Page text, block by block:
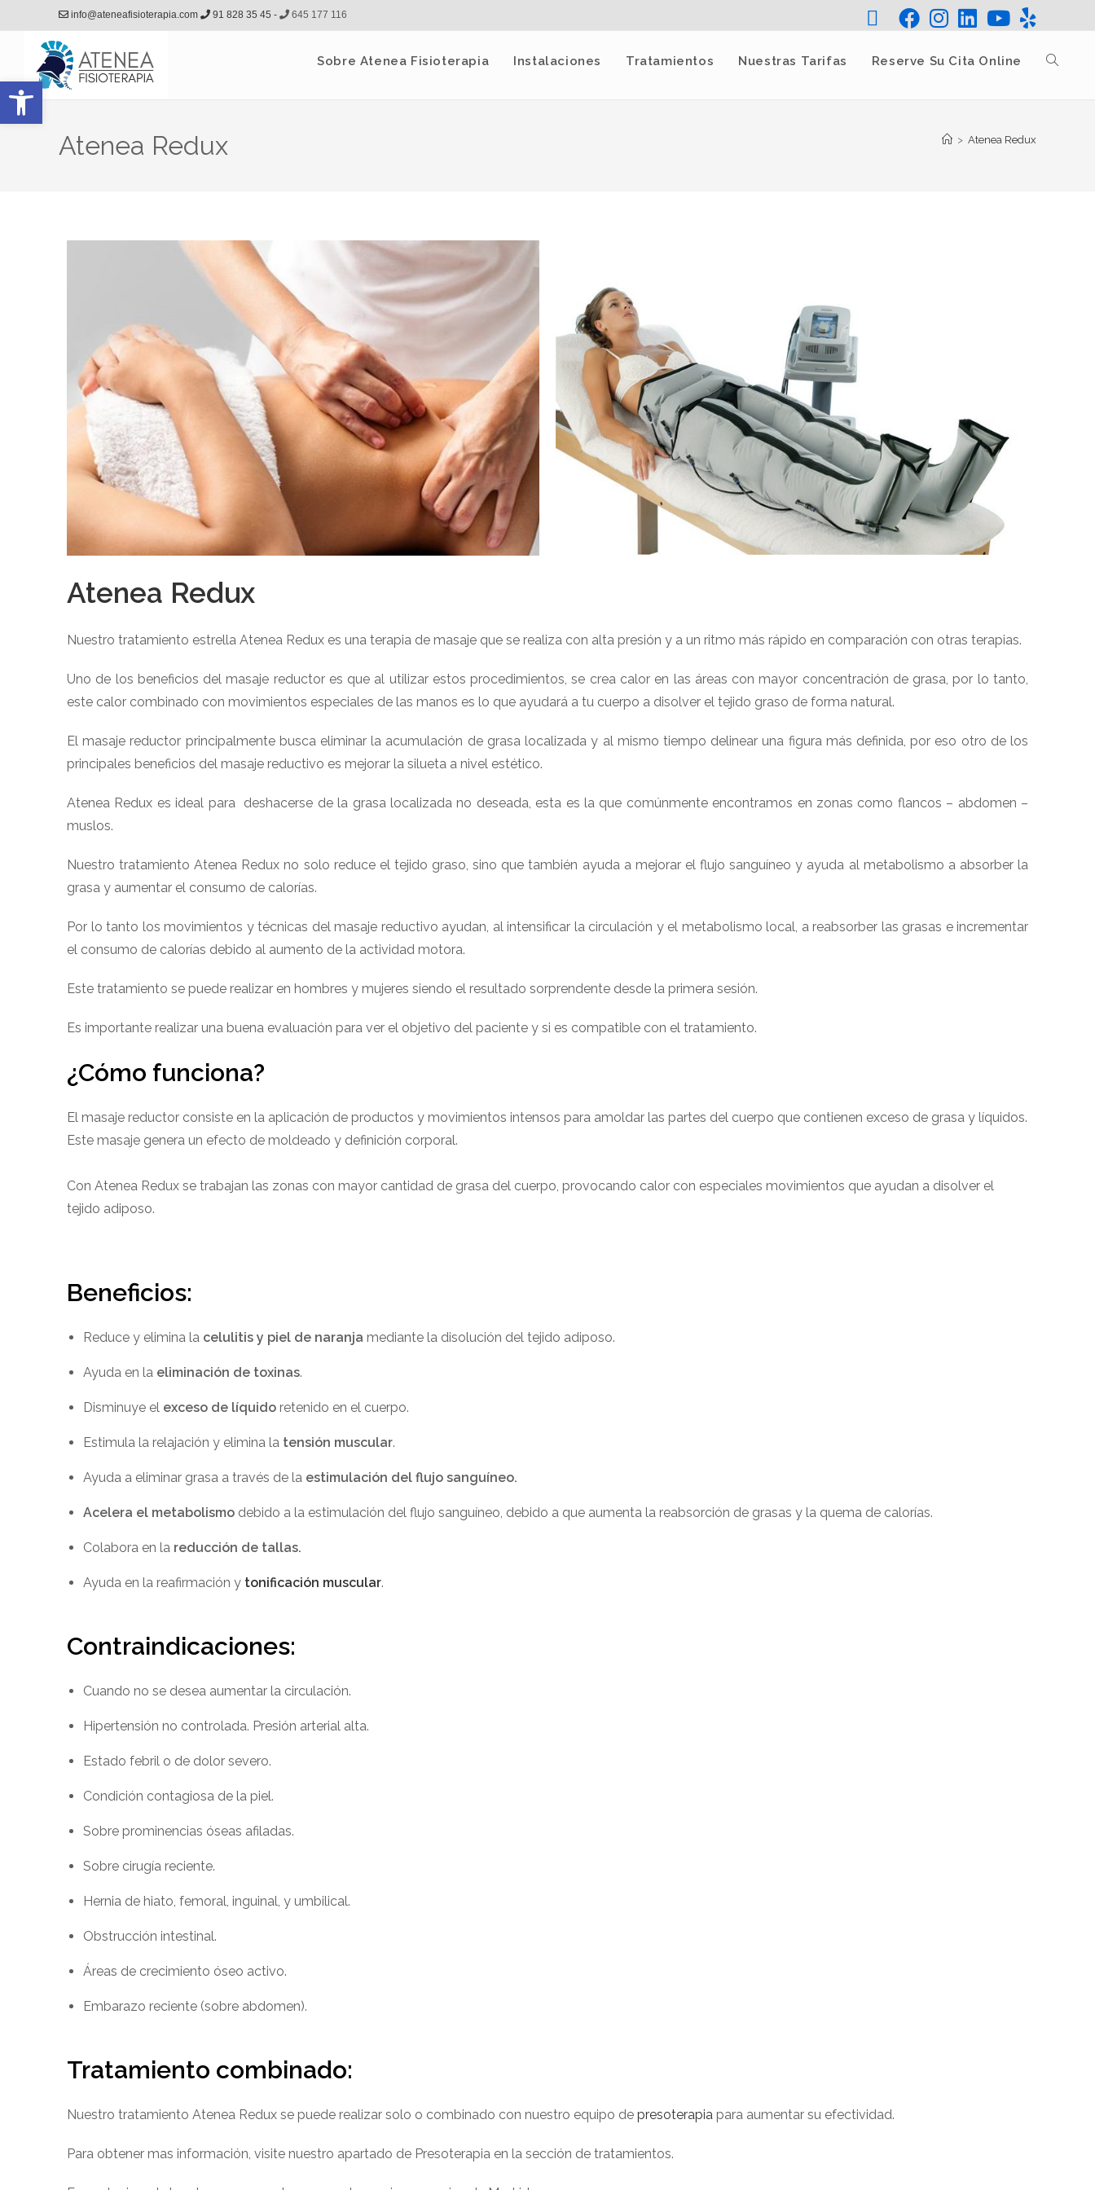
Abrir barra de herramientas
info@ateneafisioterapia.com 91 828 35 45 - 645 177 116
Sobre Atenea Fisioterapia Instalaciones Tratamientos Nuestras Tarifas Reserve Su Cita Online
Atenea Redux > Atenea Redux
Atenea Redux
Nuestro tratamiento estrella Atenea Redux es una terapia de masaje que se realiza con alta presión y a un ritmo más rápido en comparación con otras terapias.
Uno de los beneficios del masaje reductor es que al utilizar estos procedimientos, se crea calor en las áreas con mayor concentración de grasa, por lo tanto,
este calor combinado con movimientos especiales de las manos es lo que ayudará a tu cuerpo a disolver el tejido graso de forma natural.
El masaje reductor principalmente busca eliminar la acumulación de grasa localizada y al mismo tiempo delinear una figura más definida, por eso otro de los
principales beneficios del masaje reductivo es mejorar la silueta a nivel estético.
Atenea Redux es ideal para deshacerse de la grasa localizada no deseada, esta es la que comúnmente encontramos en zonas como flancos – abdomen –
muslos.
Nuestro tratamiento Atenea Redux no solo reduce el tejido graso, sino que también ayuda a mejorar el flujo sanguíneo y ayuda al metabolismo a absorber la
grasa y aumentar el consumo de calorías.
Por lo tanto los movimientos y técnicas del masaje reductivo ayudan, al intensificar la circulación y el metabolismo local, a reabsorber las grasas e incrementar
el consumo de calorías debido al aumento de la actividad motora.
Este tratamiento se puede realizar en hombres y mujeres siendo el resultado sorprendente desde la primera sesión.
Es importante realizar una buena evaluación para ver el objetivo del paciente y si es compatible con el tratamiento.
¿Cómo funciona?
El masaje reductor consiste en la aplicación de productos y movimientos intensos para amoldar las partes del cuerpo que contienen exceso de grasa y líquidos.
Este masaje genera un efecto de moldeado y definición corporal.
Con Atenea Redux se trabajan las zonas con mayor cantidad de grasa del cuerpo, provocando calor con especiales movimientos que ayudan a disolver el
tejido adiposo.
Beneficios:
Reduce y elimina la celulitis y piel de naranja mediante la disolución del tejido adiposo.
Ayuda en la eliminación de toxinas.
Disminuye el exceso de líquido retenido en el cuerpo.
Estimula la relajación y elimina la tensión muscular.
Ayuda a eliminar grasa a través de la estimulación del flujo sanguíneo.
Acelera el metabolismo debido a la estimulación del flujo sanguíneo, debido a que aumenta la reabsorción de grasas y la quema de calorías.
Colabora en la reducción de tallas.
Ayuda en la reafirmación y tonificación muscular.
Contraindicaciones:
Cuando no se desea aumentar la circulación.
Hipertensión no controlada. Presión arterial alta.
Estado febril o de dolor severo.
Condición contagiosa de la piel.
Sobre prominencias óseas afiladas.
Sobre cirugía reciente.
Hernia de hiato, femoral, inguinal, y umbilical.
Obstrucción intestinal.
Áreas de crecimiento óseo activo.
Embarazo reciente (sobre abdomen).
Tratamiento combinado:
Nuestro tratamiento Atenea Redux se puede realizar solo o combinado con nuestro equipo de presoterapia para aumentar su efectividad.
Para obtener mas información, visite nuestro apartado de Presoterapia en la sección de tratamientos.